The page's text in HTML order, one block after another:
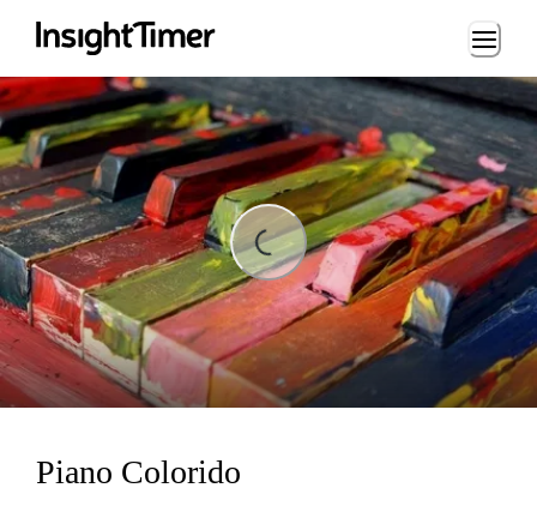
Loading...
Loading...
Piano Colorido